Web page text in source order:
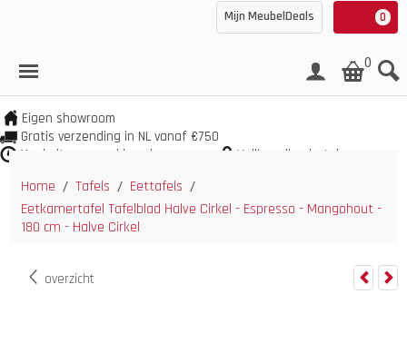
0
Mijn MeubelDeals
0
Eigen showroom
Gratis verzending in NL vanaf €750
Veel uit voorraad leverbaar
Veilig online betalen
Home / Tafels / Eettafels /
Eetkamertafel Tafelblad Halve Cirkel - Espresso - Mangohout -
180 cm - Halve Cirkel
overzicht